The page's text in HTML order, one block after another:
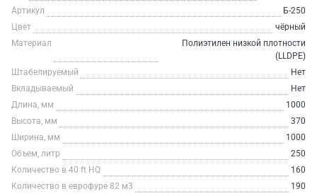
Артикул
Б-250
Цвет
чёрный
Материал
Полиэтилен низкой плотности
(LLDPE)
Штабелируемый
Нет
Вкладываемый
Нет
Длина, мм
1000
Высота, мм
370
Ширина, мм
1000
Объем, литр
250
Количество в 40 ft HQ
160
Количество в еврофуре 82 м3
190